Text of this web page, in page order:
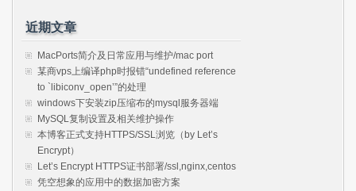
近期文章
MacPorts简介及日常应用与维护/mac port
某商vps上编译php时报错“undefined reference
to `libiconv_open’”的处理
windows下安装zip压缩布的mysql服务器端
MySQL复制设置及相关维护操作
本博客正式支持HTTPS/SSL浏览（by Let’s
Encrypt）
Let’s Encrypt HTTPS证书部署/ssl,nginx,centos
凭空想象的应用中的数据加密方案